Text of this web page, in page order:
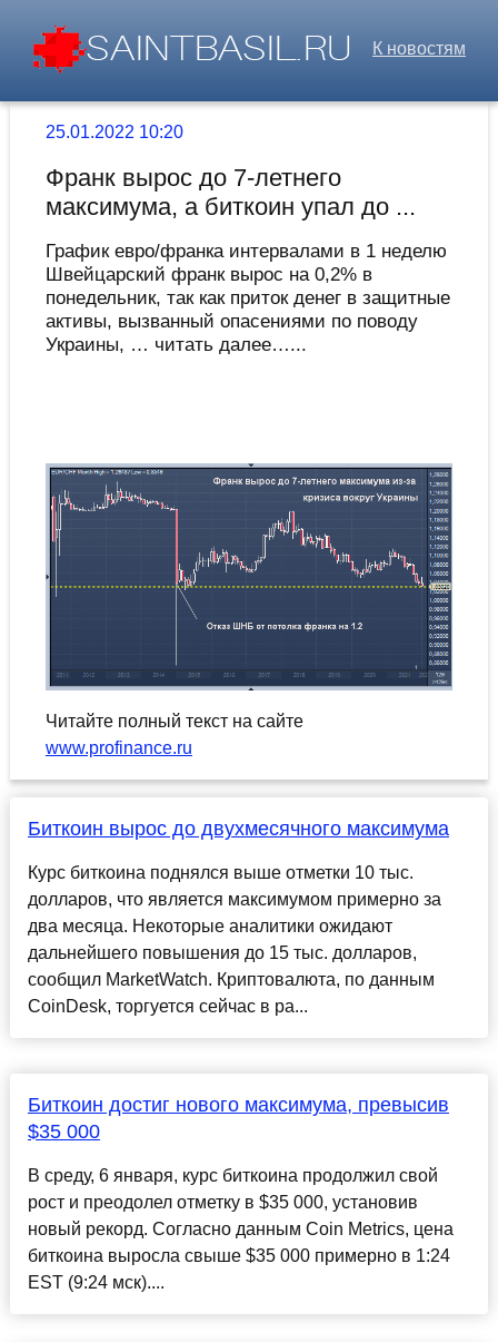
К новостям
25.01.2022 10:20
Франк вырос до 7-летнего
максимума, а биткоин упал до ...
График евро/франка интервалами в 1 неделю
Швейцарский франк вырос на 0,2% в
понедельник, так как приток денег в защитные
активы, вызванный опасениями по поводу
Украины, … читать далее…...
Читайте полный текст на сайте
www.profinance.ru
Биткоин вырос до двухмесячного максимума
Курс биткоина поднялся выше отметки 10 тыс.
долларов, что является максимумом примерно за
два месяца. Некоторые аналитики ожидают
дальнейшего повышения до 15 тыс. долларов,
сообщил MarketWatch. Криптовалюта, по данным
CoinDesk, торгуется сейчас в ра...
Биткоин достиг нового максимума, превысив
$35 000
В среду, 6 января, курс биткоина продолжил свой
рост и преодолел отметку в $35 000, установив
новый рекорд. Согласно данным Coin Metrics, цена
биткоина выросла свыше $35 000 примерно в 1:24
EST (9:24 мск)....